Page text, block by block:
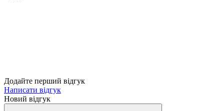
Додайте перший відгук
Написати відгук
Новий відгук